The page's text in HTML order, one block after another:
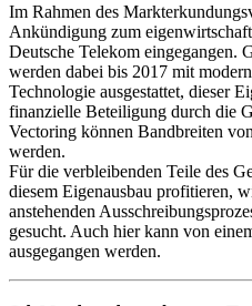
Im Rahmen des
Ankündigung zum
Deutsche Telekom eingegangen.
werden dabei bis 2017 mit
Technologie ausgestattet, dieser
finanzielle Beteiligung durch die
Vectoring können Bandbreiten
werden.
Für die verbleibenden Teile des
diesem Eigenausbau profitieren,
anstehenden
gesucht. Auch hier kann von
ausgegangen werden.